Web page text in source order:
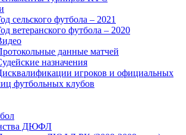
сельского футбола – 2021
ветеранского футбола – 2020
данные матчей
назначения
игроков и официальных
футбольных клубов
ДЮФЛ